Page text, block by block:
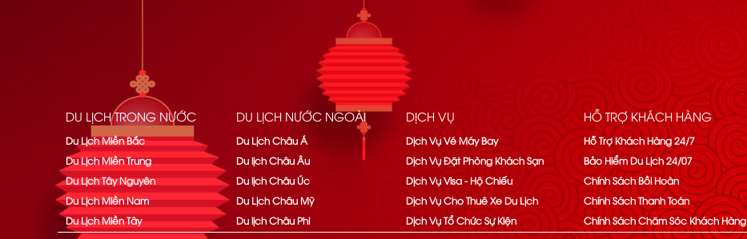
DU LỊCH TRONG NƯỚC
Du Lịch Miền Bắc
Du Lịch Miền Trung
Du Lịch Tây Nguyên
Du Lịch Miền Nam
Du Lịch Miền Tây
DU LỊCH NƯỚC NGOÀI
Du Lịch Châu Á
Du lịch Châu Âu
Du lịch Châu Úc
Du Lịch Châu Mỹ
Du lịch Châu Phi
DỊCH VỤ
Dịch Vụ Vé Máy Bay
Dịch Vụ Đặt Phòng Khách Sạn
Dịch Vụ Visa - Hộ Chiếu
Dịch Vụ Cho Thuê Xe Du Lịch
Dịch Vụ Tổ Chức Sự Kiện
HỖ TRỢ KHÁCH HÀNG
Hỗ Trợ Khách Hàng 24/7
Bảo Hiểm Du Lịch 24/07
Chính Sách Bồi Hoàn
Chính Sách Thanh Toán
Chính Sách Chăm Sóc Khách Hàng